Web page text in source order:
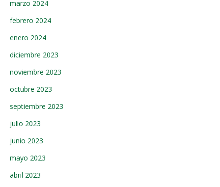
marzo 2024
febrero 2024
enero 2024
diciembre 2023
noviembre 2023
octubre 2023
septiembre 2023
julio 2023
junio 2023
mayo 2023
abril 2023